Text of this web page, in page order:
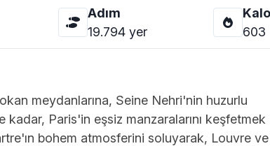
Adım
19.794 yer
603
meydanlarına, Seine Nehri'nin huzurlu
kadar, Paris'in eşsiz manzaralarını keşfetmek
bohem atmosferini soluyarak, Louvre ve